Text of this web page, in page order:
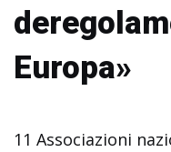
Europa»
11 Associazioni